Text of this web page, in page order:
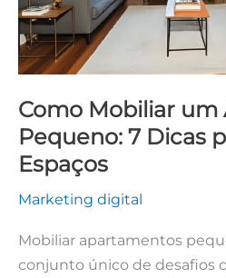
Como Mobiliar
Pequeno: 7 Dicas
Espaços
Marketing digital
Mobiliar apartamentos
conjunto único de desafios
para
Otimizar
Espaços